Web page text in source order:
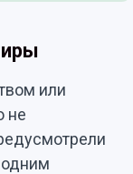
или
не
одним